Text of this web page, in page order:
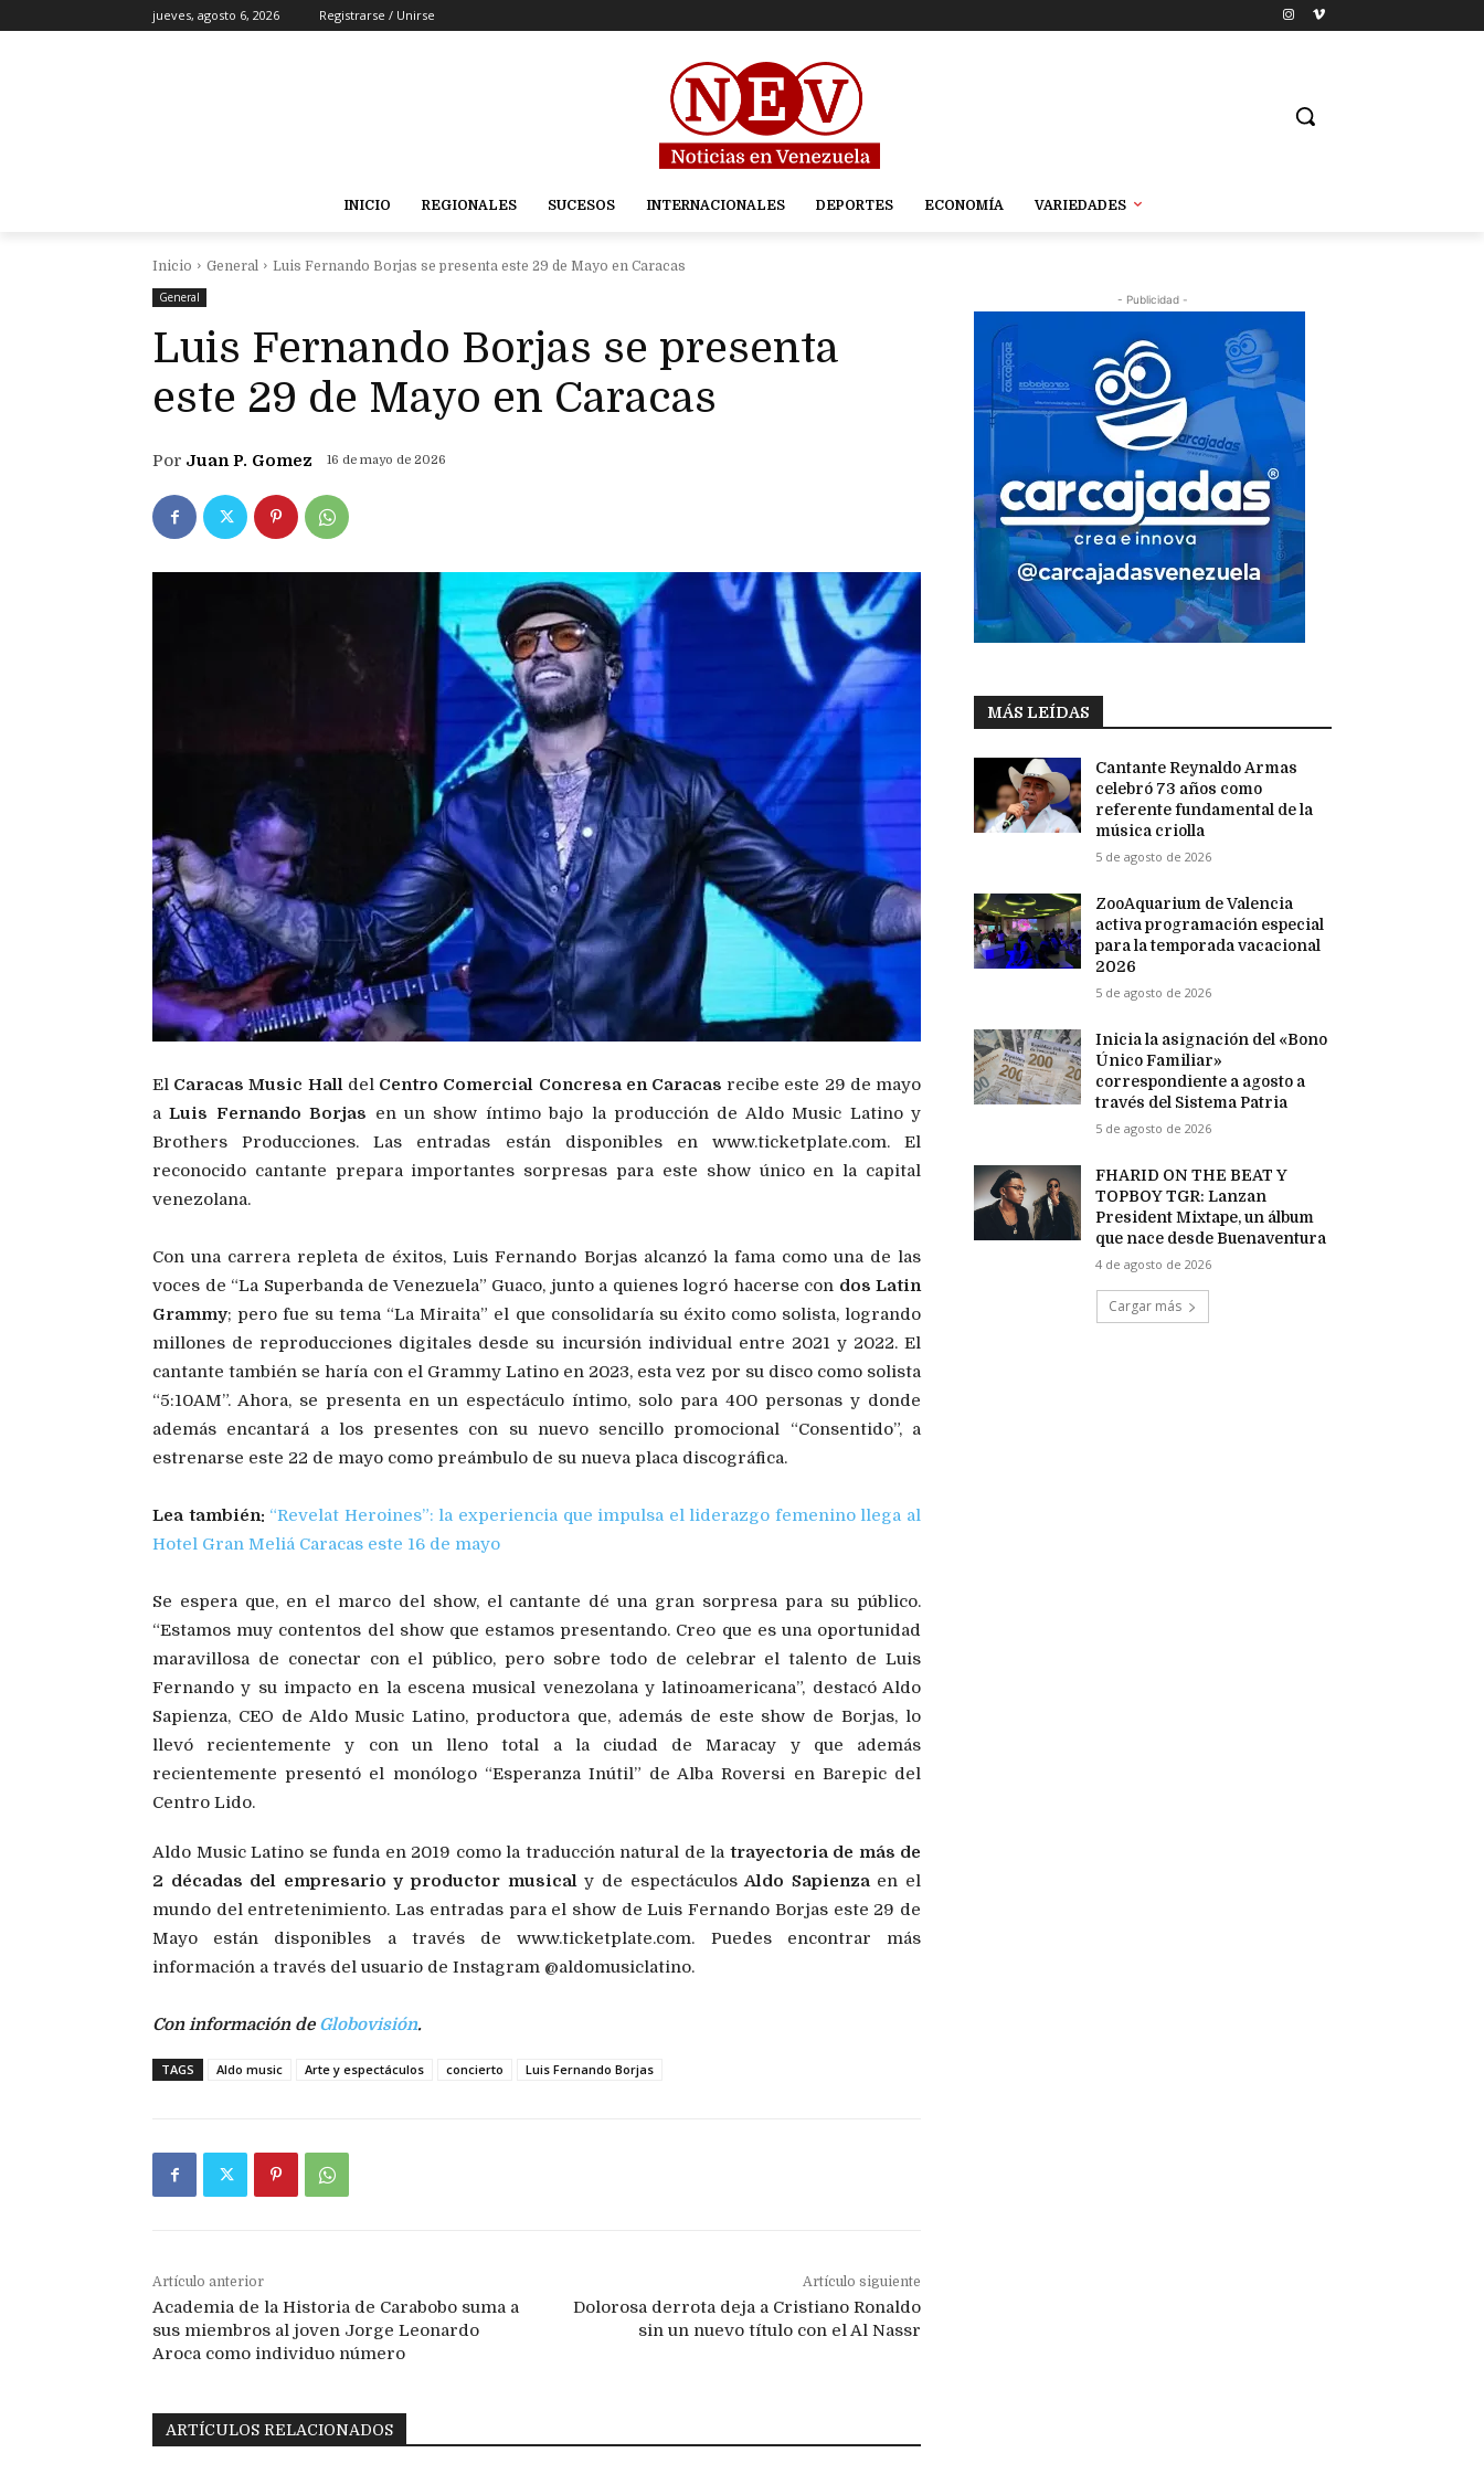
jueves, agosto 6, 2026 Registrarse / Unirse
INICIO REGIONALES SUCESOS INTERNACIONALES DEPORTES ECONOMÍA VARIEDADES
Inicio General
Luis Fernando Borjas se presenta este 29 de Mayo en Caracas
General
Luis Fernando Borjas se presenta
este 29 de Mayo en Caracas
Por Juan P. Gomez 16 de mayo de 2026
El Caracas Music Halldel Centro Comercial Concresa en Caracas recibe este 29 de mayo
aLuis Fernando Borjas en un show íntimo bajo la producción de Aldo Music Latino y
Brothers Producciones. Las entradas están disponibles en www.ticketplate.com. El
reconocido cantante prepara importantes sorpresas para este show único en la capital
venezolana.
Con una carrera repleta de éxitos, Luis Fernando Borjas alcanzó la fama como una de las
voces de “La Superbanda de Venezuela” Guaco, junto a quienes logró hacerse con dos Latin
Grammy; pero fue su tema “La Miraita” el que consolidaría su éxito como solista, logrando
millones de reproducciones digitales desde su incursión individual entre 2021 y 2022. El
cantante también se haría con el Grammy Latino en 2023, esta vez por su disco como solista
“5:10AM”. Ahora, se presenta en un espectáculo íntimo, solo para 400 personas y donde
además encantará a los presentes con su nuevo sencillo promocional “Consentido”, a
estrenarse este 22 de mayo como preámbulo de su nueva placa discográfica.
Lea también: “Revelat Heroines”: la experiencia que impulsa el liderazgo femenino llega al
Hotel Gran Meliá Caracas este 16 de mayo
Se espera que, en el marco del show, el cantante dé una gran sorpresa para su público.
“Estamos muy contentos del show que estamos presentando. Creo que es una oportunidad
maravillosa de conectar con el público, pero sobre todo de celebrar el talento de Luis
Fernando y su impacto en la escena musical venezolana y latinoamericana”, destacó Aldo
Sapienza, CEO de Aldo Music Latino, productora que, además de este show de Borjas, lo
llevó recientemente y con un lleno total a la ciudad de Maracay y que además
recientemente presentó el monólogo “Esperanza Inútil” de Alba Roversi en Barepic del
Centro Lido.
Aldo Music Latino se funda en 2019 como la traducción natural de la trayectoria de más de
2 décadas del empresario y productor musicaly de espectáculosAldo Sapienzaen el
mundo del entretenimiento. Las entradas para el show de Luis Fernando Borjas este 29 de
Mayo están disponibles a través de www.ticketplate.com. Puedes encontrar más
información a través del usuario de Instagram @aldomusiclatino.
Con información de Globovisión.
TAGS Aldo music Arte y espectáculos concierto Luis Fernando Borjas
Artículo anterior
Academia de la Historia de Carabobo suma a
sus miembros al joven Jorge Leonardo
Aroca como individuo número
Artículo siguiente
Dolorosa derrota deja a Cristiano Ronaldo
sin un nuevo título con el Al Nassr
ARTÍCULOS RELACIONADOS
- Publicidad -
MÁS LEÍDAS
Cantante Reynaldo Armas
celebró 73 años como
referente fundamental de la
música criolla
5 de agosto de 2026
ZooAquarium de Valencia
activa programación especial
para la temporada vacacional
2026
5 de agosto de 2026
Inicia la asignación del «Bono
Único Familiar»
correspondiente a agosto a
través del Sistema Patria
5 de agosto de 2026
FHARID ON THE BEAT Y
TOPBOY TGR: Lanzan
President Mixtape, un álbum
que nace desde Buenaventura
4 de agosto de 2026
Cargar más